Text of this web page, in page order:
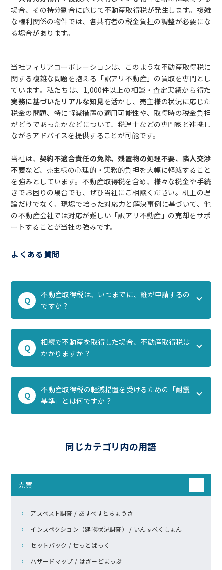
場合、その持分割合に応じて不動産取得税が発生します。複雑
な権利関係の物件では、各共有者の税金負担の調整が必要にな
る場合があります。
当社フィリアコーポレーションは、このような不動産取得税に
関する複雑な問題を抱える「訳アリ不動産」の買取を専門とし
ています。私たちは、1,000件以上の相談・査定実績から得た
実務に基づいたリアルな知見を活かし、売主様の状況に応じた
税金の問題、特に軽減措置の適用可能性や、取得時の税金負担
がどうであったかなどについて、税理士などの専門家と連携し
ながらアドバイスを提供することが可能です。
当社は、契約不適合責任の免除、残置物の処理不要、隣人交渉
不要など、売主様の心理的・実務的負担を大幅に軽減すること
を強みとしています。不動産取得税を含め、様々な税金や手続
きでお困りの場合でも、ぜひ当社にご相談ください。机上の理
論だけでなく、現場で培った対応力と解決事例に基づいて、他
の不動産会社では対応が難しい「訳アリ不動産」の売却をサポ
ートすることが当社の強みです。
よくある質問
Q
不動産取得税は、いつまでに、誰が申請するの
ですか？
Q
相続で不動産を取得した場合、不動産取得税は
かかりますか？
Q
不動産取得税の軽減措置を受けるための「耐震
基準」とは何ですか？
同じカテゴリ内の用語
売買 －
アスベスト調査 / あすべすとちょうさ
インスペクション（建物状況調査） / いんすぺくしょん
セットバック / せっとばっく
ハザードマップ / はざーどまっぷ